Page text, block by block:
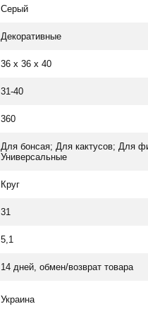
Серый
Декоративные
36 x 36 x 40
31-40
360
Для бонсая; Для кактусов; Для
Универсальные
Круг
31
5,1
14 дней, обмен/возврат товара
Украина